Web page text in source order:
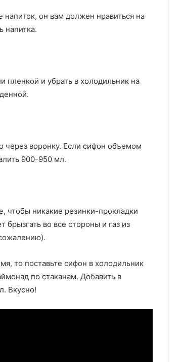
напиток, он вам должен нравиться на
напитка.
и убрать в холодильник на
через воронку. Если сифон объемом
900-950 мл.
чтобы никакие резинки-прокладки
брызгать во все стороны и газ из
то поставьте сифон в холодильник
по стаканам. Добавить в
Вкусно!